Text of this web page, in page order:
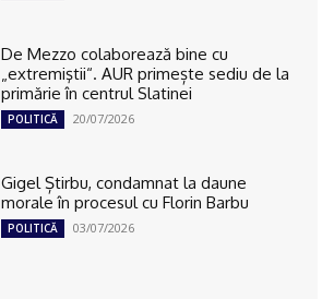
De Mezzo colaborează bine cu
„extremiştii“. AUR primește sediu de la
primărie în centrul Slatinei
POLITICĂ 20/07/2026
Gigel Știrbu, condamnat la daune
morale în procesul cu Florin Barbu
POLITICĂ 03/07/2026